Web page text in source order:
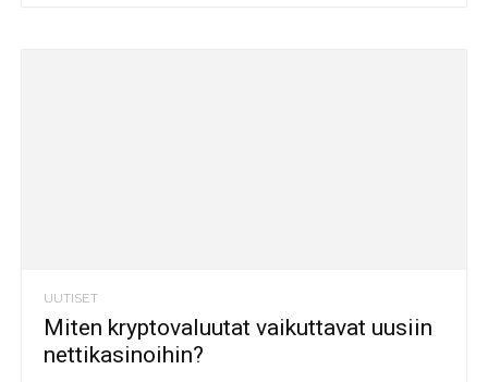
UUTISET
Miten kryptovaluutat vaikuttavat uusiin
nettikasinoihin?